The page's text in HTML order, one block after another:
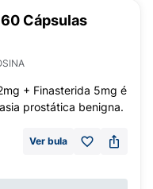
Cápsulas
+ Finasterida 5mg é
prostática benigna.
Ver bula